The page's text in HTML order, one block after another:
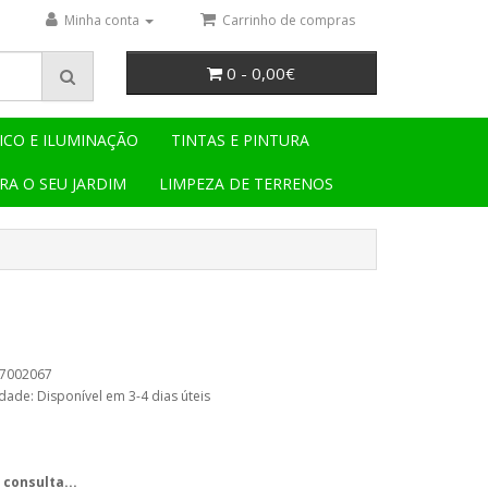
Minha conta Carrinho de compras
0 - 0,00€
E ILUMINAÇÃO TINTAS E PINTURA
O SEU JARDIM LIMPEZA DE TERRENOS
Disponível em 3-4 dias úteis
consulta...